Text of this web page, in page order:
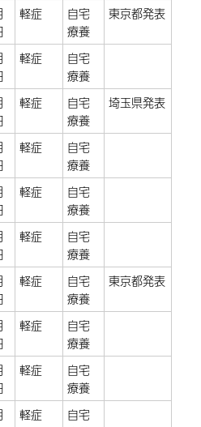
軽症
自宅
療養
東京都発表
軽症
自宅
療養
軽症
自宅
療養
埼玉県発表
軽症
自宅
療養
軽症
自宅
療養
軽症
自宅
療養
軽症
自宅
療養
東京都発表
軽症
自宅
療養
軽症
自宅
療養
軽症
自宅